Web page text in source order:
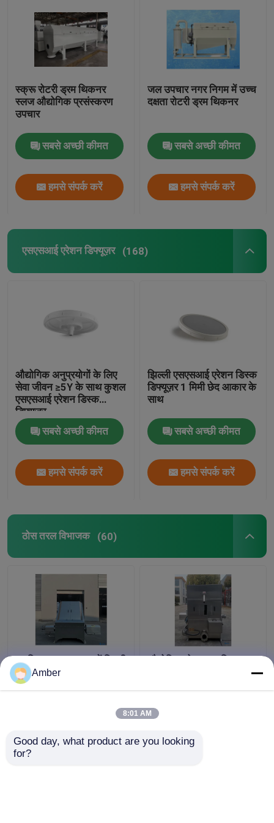
बबल एयर डिफ्यूज़र
कीचड़ पानी निकालने की मशीन
अपशिष्ट जल रोगन
एसएसआई एरेशन डिफ्यूज़र
ठोस तरल विभाजक
जल उपचार भराव
स्क्रू रोटरी ड्रम थिकनर
स्लज औद्योगिक प्रसंस्करण
उपचार
सबसे अच्छी कीमत
हमसे संपर्क करें
जल उपचार नगर निगम में उच्च
दक्षता रोटरी ड्रम थिकनर
सबसे अच्छी कीमत
हमसे संपर्क करें
एसएसआई एरेशन डिफ्यूज़र (168)
औद्योगिक अनुप्रयोगों के लिए
सेवा जीवन ≥5Y के साथ कुशल
एसएसआई एरेशन डिस्क
डिफ्यूज़र
सबसे अच्छी कीमत
हमसे संपर्क करें
झिल्ली एसएसआई एरेशन डिस्क
डिफ्यूज़र 1 मिमी छेद आकार के
साथ
सबसे अच्छी कीमत
हमसे संपर्क करें
ठोस तरल विभाजक (60)
अपशिष्ट जल वधशाला में बिक्री
के लिए कस्टम ठोस तरल
विभाजक
औद्योगिक ठोस तरल विभाजक
Amber
8:01 AM
Good day, what product are you looking
for?